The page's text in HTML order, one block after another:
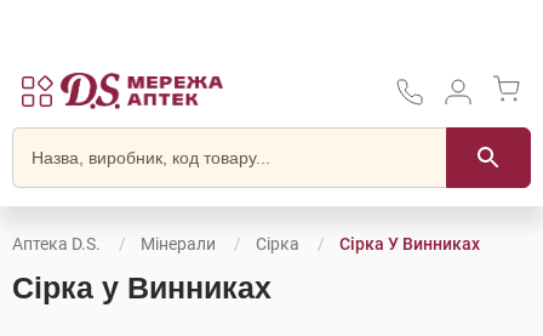
Аптека D.S. Мінерали Сірка Сірка У Винниках
Сірка у Винниках